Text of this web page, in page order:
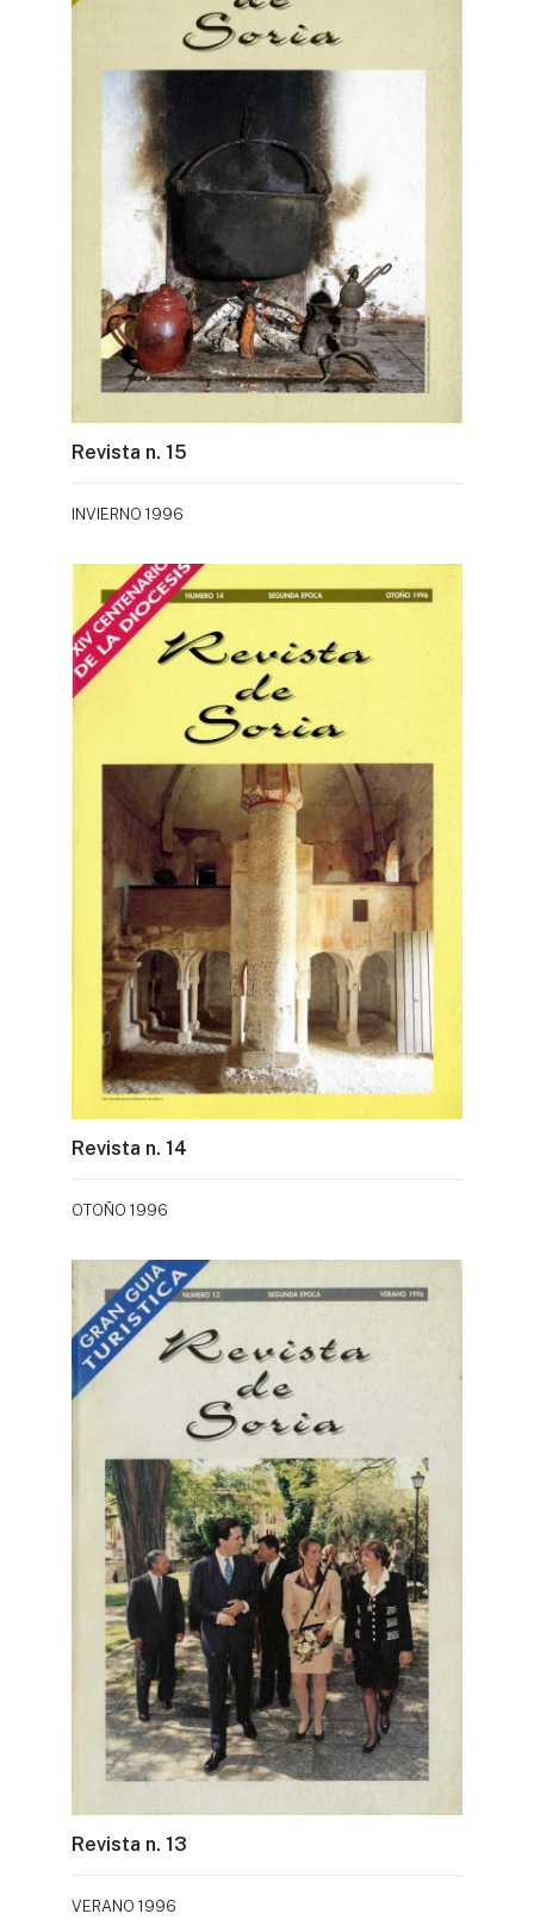
Revista n. 15
INVIERNO 1996
Revista n. 14
OTOÑO 1996
Revista n. 13
VERANO 1996